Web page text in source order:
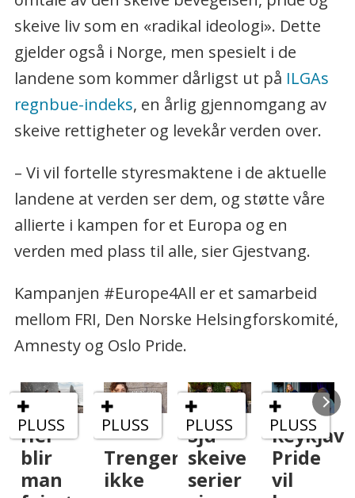
skeive liv som en «radikal ideologi». Dette
gjelder også i Norge, men spesielt i de
landene som kommer dårligst ut på ILGAs
regnbue-indeks, en årlig gjennomgang av
skeive rettigheter og levekår verden over.
– Vi vil fortelle styresmaktene i de aktuelle
landene at verden ser dem, og støtte våre
allierte i kampen for et Europa og en
verden med plass til alle, sier Gjestvang.
Kampanjen #Europe4All er et samarbeid
mellom FRI, Den Norske Helsingforskomité,
Amnesty og Oslo Pride.
PLUSS
–
Trenger
ikke
PLUSS
Sju
skeive
serier
PLUSS
Reykjavík
Pride
vil
Fredrik
Solvang
starter